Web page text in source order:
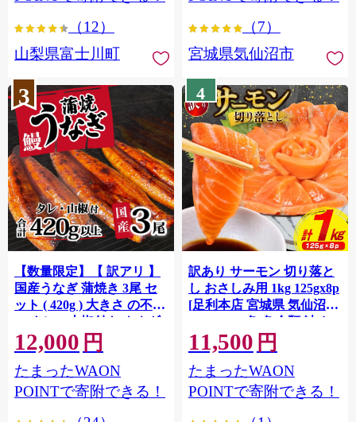
大粒 種なし 先行予約 富士
円 九千円
（12）
山梨県富士川町
（7）
宮城県気仙沼市
3
【数量限定】【 訳アリ 】
国産うなぎ 蒲焼き 3尾 セ
ット ( 420g ) 大きさ の不揃
い タレ・山椒付き ウナギ
鰻 ふぞろい 不揃い うな重
ひつまぶし 人気 茨城 八千
代町 ふるさと納税 冷凍
[SF951ya]
12,000 円
たまったWAON
POINTで寄附できる！
4
訳あり サーモン 切り落と
し おさしみ用 1kg 125gx8p
[足利本店 宮城県 気仙沼市
20564313] 魚 魚介類 鮭 お
刺し身 刺し身 刺身 生 生食
個包装 チリ銀鮭 銀鮭 海鮮
海鮮丼 魚介
11,500 円
たまったWAON
POINTで寄附できる！